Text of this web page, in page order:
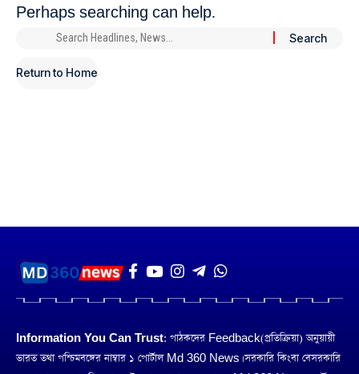
Perhaps searching can help.
Return to Home
Information You Can Trust: পাঠকদের Feedback(প্রতিক্রিয়া) অনুয়ায়ী
ভারত তথা পশ্চিমবঙ্গের নাম্বার ১ পোর্টাল Md 360 News। সরকারি কিংবা বেসরকারি